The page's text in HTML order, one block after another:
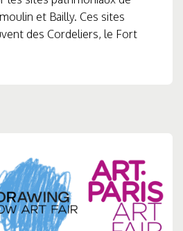
et Bailly. Ces sites
des Cordeliers, le Fort